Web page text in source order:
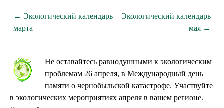
← Экологический календарь
марта
Экологический календарь
мая →
Не оставайтесь равнодушными к экологическим
проблемам 26 апреля, в Международный день
памяти о чернобыльской катастрофе. Участвуйте
в экологических мероприятиях апреля в вашем регионе.